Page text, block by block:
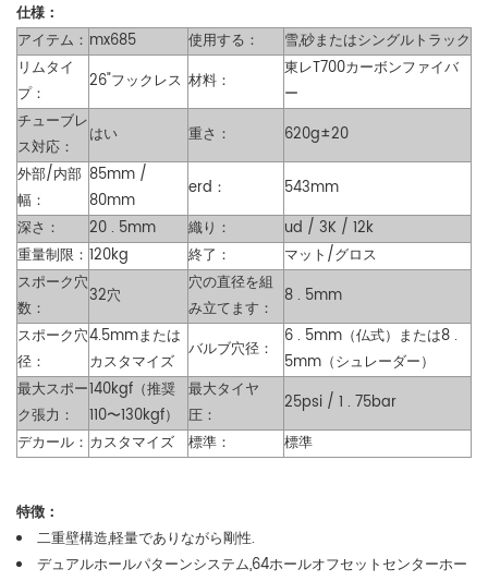
仕様：
アイテム： mx685 使用する：
雪,砂またはシングルトラック
リムタイ
プ：
26"フックレス 材料：
東レT700カーボンファイバ
ー
チューブレ
ス対応：
はい 重さ：
620g±20
外部/内部
幅：
85mm /
80mm
erd：
543mm
深さ：
20 . 5mm 織り：
ud / 3K / 12k
重量制限： 120kg 終了：
マット/グロス
スポーク穴
数：
32穴
穴の直径を組
み立てます：
8 . 5mm
スポーク穴
径：
4.5mmまたは
カスタマイズ
バルブ穴径：
6 . 5mm（仏式）または8 .
5mm（シュレーダー）
最大スポー
ク張力：
140kgf（推奨
110〜130kgf）
最大タイヤ
圧：
25psi / 1 . 75bar
デカール： カスタマイズ 標準： 標準
特徴：
二重壁構造,軽量でありながら剛性.
デュアルホールパターンシステム,64ホールオフセットセンターホー